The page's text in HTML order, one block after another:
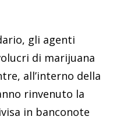
gli agenti
di marijuana
all’interno della
rinvenuto la
in banconote